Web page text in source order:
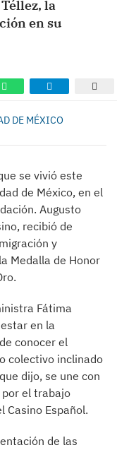
la
en su
DE MÉXICO
se vivió este
de México, en el
Augusto
recibió de
y
Medalla de Honor
Fátima
en la
conocer el
colectivo inclinado
dijo, se une con
el trabajo
Casino Español.
de las